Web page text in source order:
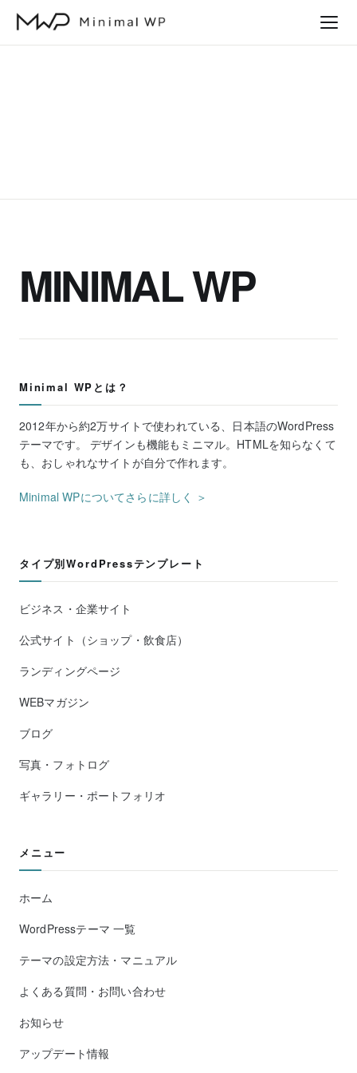
MINIMAL WP
Minimal WPとは？
2012年から約2万サイトで使われている、日本語のWordPress
テーマです。 デザインも機能もミニマル。HTMLを知らなくて
も、おしゃれなサイトが自分で作れます。
Minimal WPについてさらに詳しく ＞
タイプ別WordPressテンプレート
ビジネス・企業サイト
公式サイト（ショップ・飲食店）
ランディングページ
WEBマガジン
ブログ
写真・フォトログ
ギャラリー・ポートフォリオ
メニュー
ホーム
WordPressテーマ 一覧
テーマの設定方法・マニュアル
よくある質問・お問い合わせ
お知らせ
アップデート情報